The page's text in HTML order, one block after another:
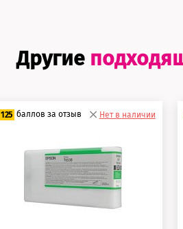
Другие
125 баллов за отзыв
100 баллов
125 баллов
Нет в наличии